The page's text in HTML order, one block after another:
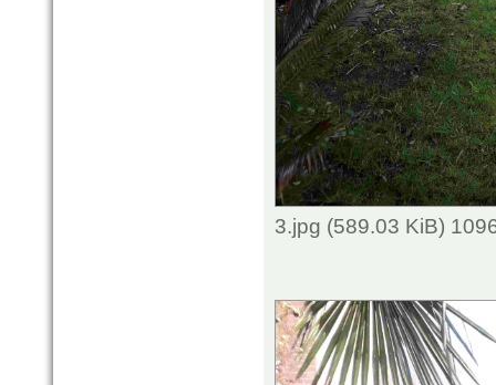
3.jpg (589.03 KiB)